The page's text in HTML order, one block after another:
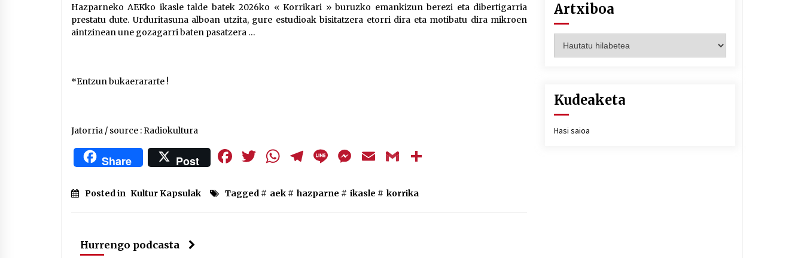
jaisteko.
Hazparneko AEKko ikasle talde batek 2026ko « Korrikari » buruzko emankizun berezi eta dibertigarria
prestatu dute. Urduritasuna alboan utzita, gure estudioak bisitatzera etorri dira eta motibatu dira mikroen
aintzinean une gozagarri baten pasatzera …
*Entzun bukaerararte !
Jatorria / source : Radiokultura
Share Post Facebook
Twitter
WhatsApp
Telegram
LineMessenger
EmailGmail
Posted in Kultur Kapsulak Tagged # aek # hazparne # ikasle # korrika
Hurrengo podcasta
Artxiboa
Kudeaketa
Hasi saioa